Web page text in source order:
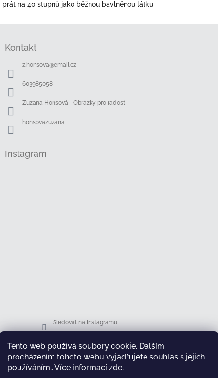
Tento web používá soubory cookie. Dalším
procházením tohoto webu vyjadřujete souhlas s jejich
používáním.. Více informací zde.
prát na 40 stupnů jako běžnou bavlněnou látku
Kontakt
z.honsova@email.cz
603985058
Zuzana Honsová - Obrázky pro radost
honsovazuzana
Instagram
Sledovat na Instagramu
Facebook